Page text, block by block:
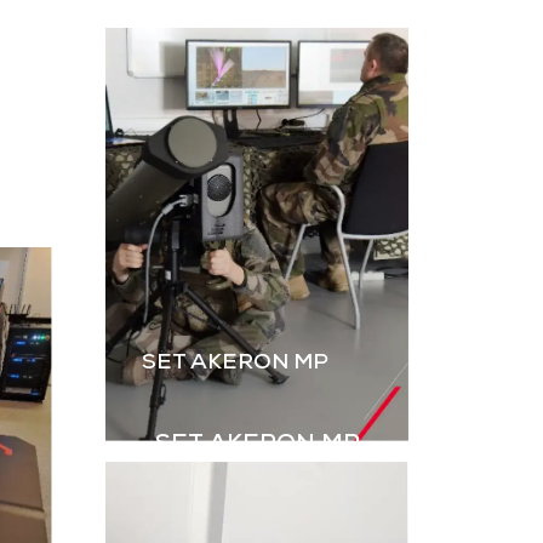
la
simulation est
essentielle. Le B2M-GR
de GDI Simulation,
enrichi par l’intégration
des grenades,
renforce le réalisme
des exercices Live.
Télécharger la
plaquette
SET AKERON MP
SET AKERON MP
pour l’entraînement